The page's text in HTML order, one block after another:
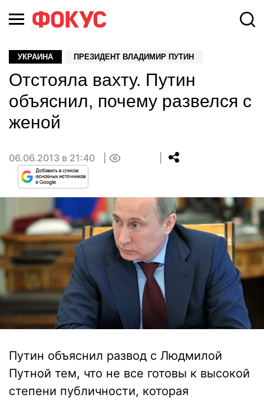
УКРАИНА ПРЕЗИДЕНТ ВЛАДИМИР ПУТИН
Отстояла вахту. Путин
объяснил, почему развелся с
женой
06.06.2013 в 21:40
Путин объяснил развод с Людмилой
Путной тем, что не все готовы к высокой
степени публичности, которая